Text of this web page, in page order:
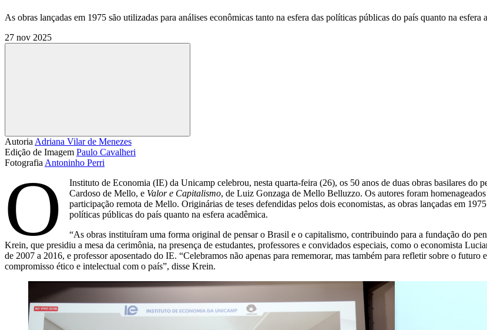
As obras lançadas em 1975 são utilizadas para análises econômicas tanto na esfera das políticas públicas do país quanto na esfera
27 nov 2025
Compartilhar
Autoria Adriana Vilar de Menezes
Edição de Imagem Paulo Cavalheri
Fotografia Antoninho Perri
O Instituto de Economia (IE) da Unicamp celebrou, nesta quarta-feira (26), os 50 anos de duas obras basilares do
Cardoso de Mello, e Valor e Capitalismo, de Luiz Gonzaga de Mello Belluzzo. Os autores foram
participação remota de Mello. Originárias de teses defendidas pelos dois economistas, as obras lançadas em
políticas públicas do país quanto na esfera acadêmica.
“As obras instituíram uma forma original de pensar o Brasil e o capitalismo, contribuindo para a fundação do
Krein, que presidiu a mesa da cerimônia, na presença de estudantes, professores e convidados especiais, como o economista
de 2007 a 2016, e professor aposentado do IE. “Celebramos não apenas para rememorar, mas também para refletir sobre o
compromisso ético e intelectual com o país”, disse Krein.